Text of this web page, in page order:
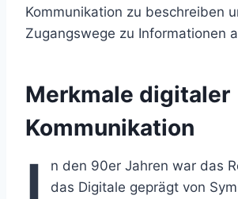
Kommunikation zu beschreiben
Zugangswege zu Informationen
Merkmale digitaler
Kommunikation
n den 90er Jahren war das
das Digitale geprägt von